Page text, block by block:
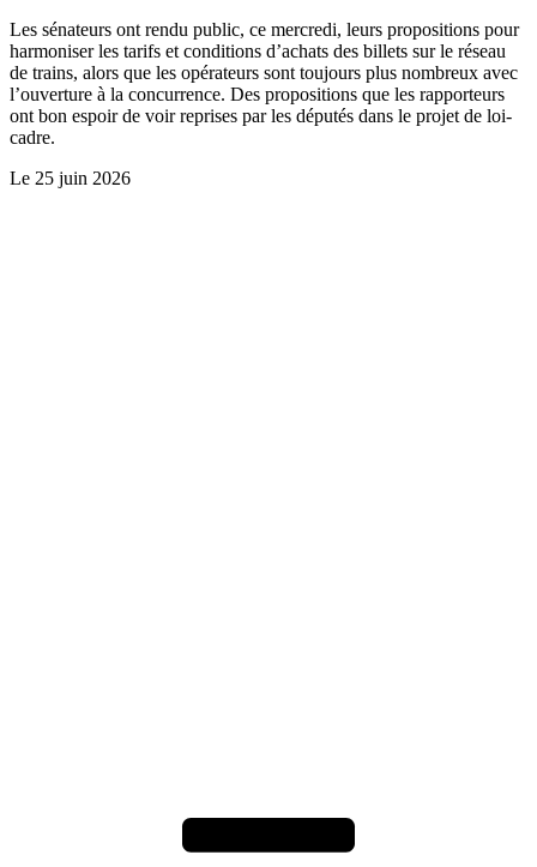
Les sénateurs ont rendu public, ce mercredi, leurs propositions pour
harmoniser les tarifs et conditions d’achats des billets sur le réseau
de trains, alors que les opérateurs sont toujours plus nombreux avec
l’ouverture à la concurrence. Des propositions que les rapporteurs
ont bon espoir de voir reprises par les députés dans le projet de loi-
cadre.
Le 25 juin 2026